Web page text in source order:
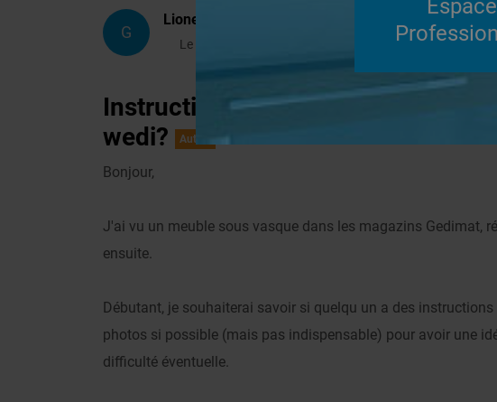
G
Lionelm
Le 27/07/2007 à 21h07
Instructions/Plan de réalisation de
wedi?
Autres
Bonjour,
J'ai vu un meuble sous vasque dans les magazins Gedimat,
ensuite.
Débutant, je souhaiterai savoir si quelqu un a des
photos si possible (mais pas indispensable) pour avoir une
difficulté éventuelle.
Espace